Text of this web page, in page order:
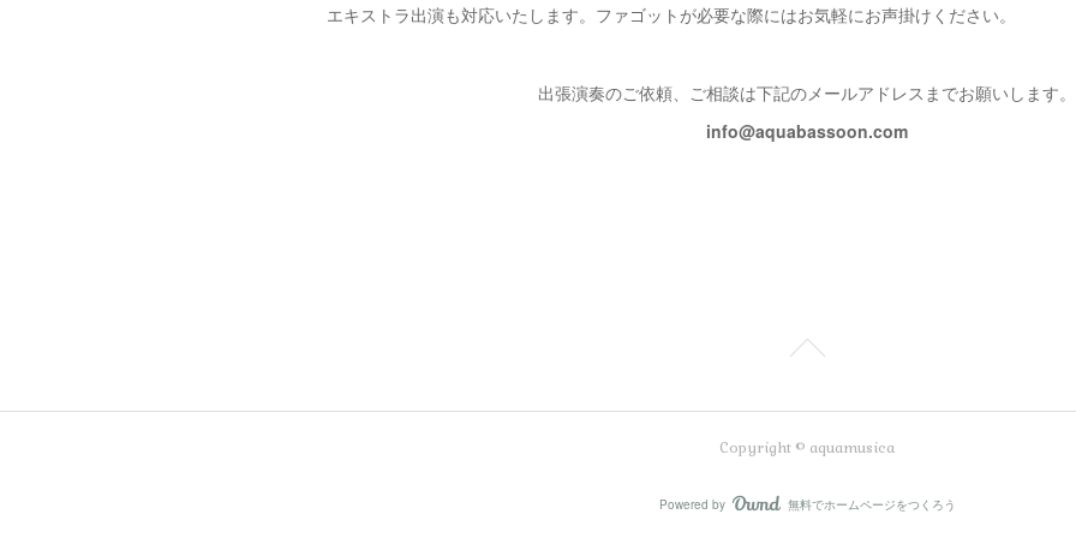
エキストラ出演も対応いたします。ファゴットが必要な際にはお気軽にお声掛けください。
出張演奏のご依頼、ご相談は下記のメールアドレスまでお願いします。
info@aquabassoon.com
Copyright © aquamusica
Powered by AmebaOwnd
無料でホームページをつくろう